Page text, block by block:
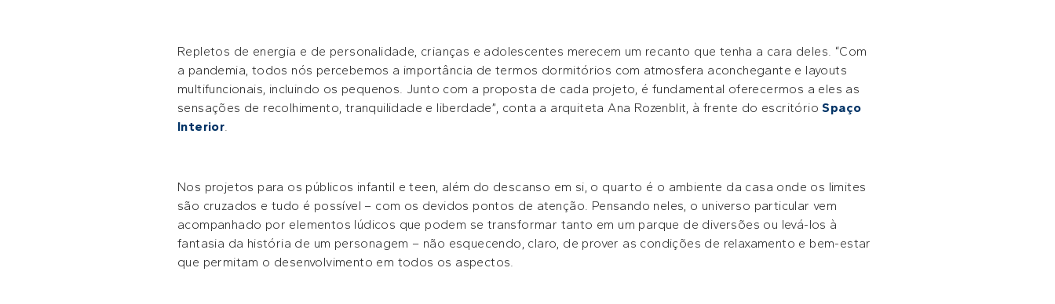
Repletos de energia e de personalidade, crianças e adolescentes merecem um recanto que tenha a cara deles. “Com
a pandemia, todos nós percebemos a importância de termos dormitórios com atmosfera aconchegante e layouts
multifuncionais, incluindo os pequenos. Junto com a proposta de cada projeto, é fundamental oferecermos a eles as
sensações de recolhimento, tranquilidade e liberdade”, conta a arquiteta Ana Rozenblit, à frente do escritórioSpaço
Interior
Nos projetos para os públicos infantil e teen, além do descanso em si, o quarto é o ambiente da casa onde os limites
são cruzados e tudo é possível – com os devidos pontos de atenção. Pensando neles, o universo particular vem
acompanhado por elementos lúdicos que podem se transformar tanto em um parque de diversões ou levá-los à
fantasia da história de um personagem – não esquecendo, claro, de prover as condições de relaxamento e bem-estar
que permitam o desenvolvimento em todos os aspectos.